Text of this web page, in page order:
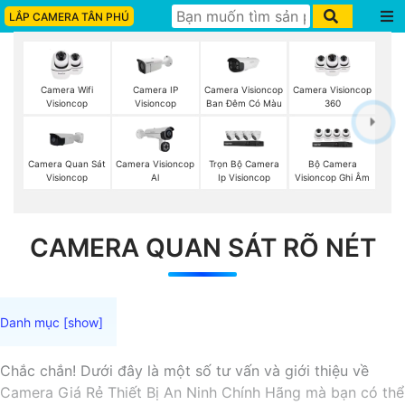
LẮP CAMERA TÂN PHÚ
Camera Wifi
Visioncop
Camera IP
Visioncop
Camera Visioncop
Ban Đêm Có Màu
Camera Visioncop
360
Camera Quan Sát
Visioncop
Camera Visioncop
Al
Trọn Bộ Camera
Ip Visioncop
Bộ Camera
Visioncop Ghi Âm
CAMERA QUAN SÁT RÕ NÉT
Chắc chắn! Dưới đây là một số tư vấn và giới thiệu về
Camera Giá Rẻ Thiết Bị An Ninh Chính Hãng mà bạn có thể